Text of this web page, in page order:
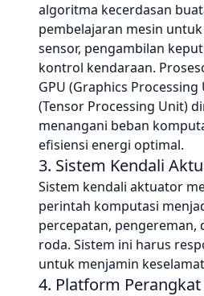
algoritma kecerdasan
pembelajaran mesin
sensor, pengambilan
kontrol kendaraan.
GPU (Graphics Processing
(Tensor Processing Unit)
menangani beban
efisiensi energi optimal.
3. Sistem Kendali
Sistem kendali aktuator
perintah komputasi
percepatan, pengereman,
roda. Sistem ini harus
untuk menjamin
4. Platform